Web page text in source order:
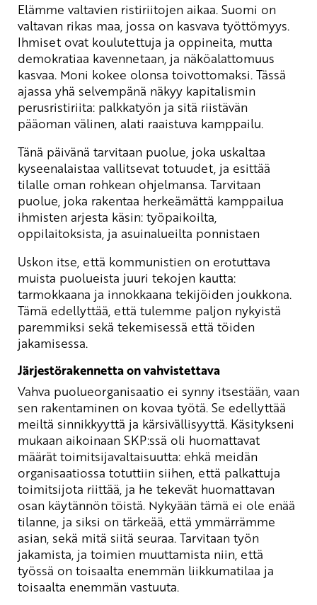
Elämme valtavien ristiriitojen aikaa. Suomi on
valtavan rikas maa, jossa on kasvava työttömyys.
Ihmiset ovat koulutettuja ja oppineita, mutta
demokratiaa kavennetaan, ja näköalattomuus
kasvaa. Moni kokee olonsa toivottomaksi. Tässä
ajassa yhä selvempänä näkyy kapitalismin
perusristiriita: palkkatyön ja sitä riistävän
pääoman välinen, alati raaistuva kamppailu.
Tänä päivänä tarvitaan puolue, joka uskaltaa
kyseenalaistaa vallitsevat totuudet, ja esittää
tilalle oman rohkean ohjelmansa. Tarvitaan
puolue, joka rakentaa herkeämättä kamppailua
ihmisten arjesta käsin: työpaikoilta,
oppilaitoksista, ja asuinalueilta ponnistaen
Uskon itse, että kommunistien on erotuttava
muista puolueista juuri tekojen kautta:
tarmokkaana ja innokkaana tekijöiden joukkona.
Tämä edellyttää, että tulemme paljon nykyistä
paremmiksi sekä tekemisessä että töiden
jakamisessa.
Järjestörakennetta on vahvistettava
Vahva puolueorganisaatio ei synny itsestään, vaan
sen rakentaminen on kovaa työtä. Se edellyttää
meiltä sinnikkyyttä ja kärsivällisyyttä. Käsitykseni
mukaan aikoinaan SKP:ssä oli huomattavat
määrät toimitsijavaltaisuutta: ehkä meidän
organisaatiossa totuttiin siihen, että palkattuja
toimitsijota riittää, ja he tekevät huomattavan
osan käytännön töistä. Nykyään tämä ei ole enää
tilanne, ja siksi on tärkeää, että ymmärrämme
asian, sekä mitä siitä seuraa. Tarvitaan työn
jakamista, ja toimien muuttamista niin, että
työssä on toisaalta enemmän liikkumatilaa ja
toisaalta enemmän vastuuta.